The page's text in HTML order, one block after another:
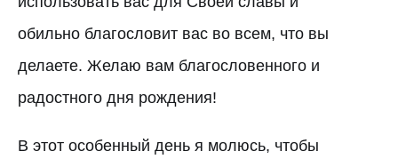
обильно благословит вас во всем, что вы
делаете. Желаю вам благословенного и
радостного дня рождения!
В этот особенный день я молюсь, чтобы